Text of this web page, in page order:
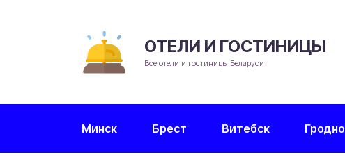
ОТЕЛИ И ГОСТИНИЦЫ
Все отели и гостиницы Беларуси
Минск Брест Витебск Гродно